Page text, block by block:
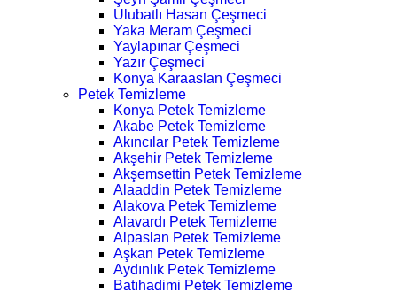
Ulubatlı Hasan Çeşmeci
Yaka Meram Çeşmeci
Yaylapınar Çeşmeci
Yazır Çeşmeci
Konya Karaaslan Çeşmeci
Petek Temizleme
Konya Petek Temizleme
Akabe Petek Temizleme
Akıncılar Petek Temizleme
Akşehir Petek Temizleme
Akşemsettin Petek Temizleme
Alaaddin Petek Temizleme
Alakova Petek Temizleme
Alavardı Petek Temizleme
Alpaslan Petek Temizleme
Aşkan Petek Temizleme
Aydınlık Petek Temizleme
Batıhadimi Petek Temizleme